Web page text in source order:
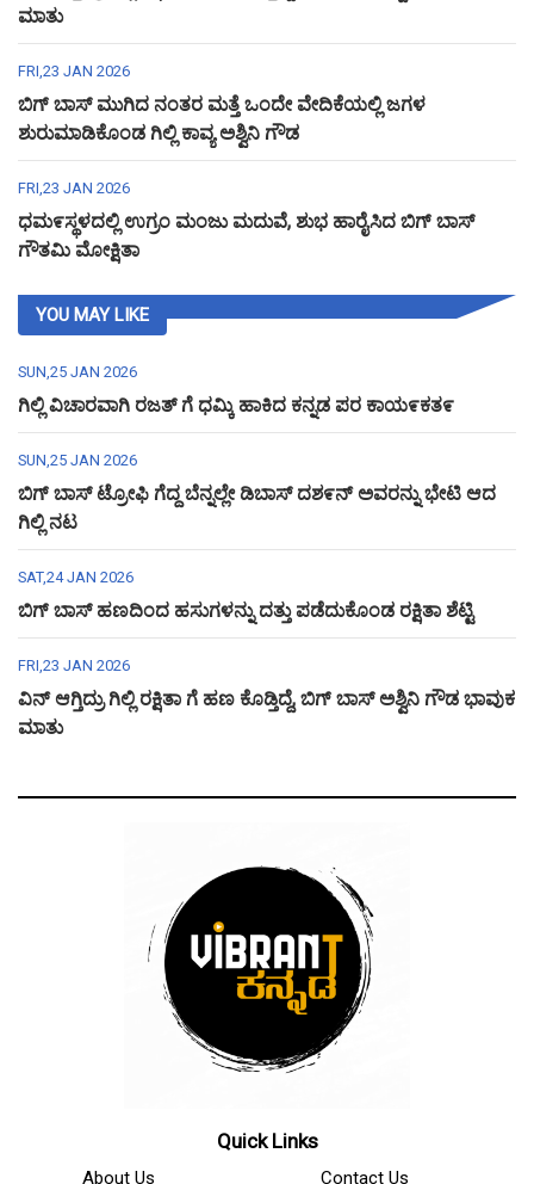
ಮಾತು
FRI,23 JAN 2026
ಬಿಗ್ ಬಾಸ್ ಮುಗಿದ ನಂತರ ಮತ್ತೆ ಒಂದೇ ವೇದಿಕೆಯಲ್ಲಿ ಜಗಳ
ಶುರುಮಾಡಿಕೊಂಡ ಗಿಲ್ಲಿ ಕಾವ್ಯ ಅಶ್ವಿನಿ ಗೌಡ
FRI,23 JAN 2026
ಧಮ೯ಸ್ಥಳದಲ್ಲಿ ಉಗ್ರಂ ಮಂಜು ಮದುವೆ, ಶುಭ ಹಾರೈಸಿದ ಬಿಗ್ ಬಾಸ್
ಗೌತಮಿ ಮೋಕ್ಷಿತಾ
YOU MAY LIKE
SUN,25 JAN 2026
ಗಿಲ್ಲಿ ವಿಚಾರವಾಗಿ ರಜತ್ ಗೆ ಧಮ್ಕಿ ಹಾಕಿದ ಕನ್ನಡ ಪರ ಕಾಯ೯ಕತ೯
SUN,25 JAN 2026
ಬಿಗ್ ಬಾಸ್ ಟ್ರೋಫಿ ಗೆದ್ದ ಬೆನ್ನಲ್ಲೇ ಡಿಬಾಸ್ ದಶ೯ನ್ ಅವರನ್ನು ಭೇಟಿ ಆದ
ಗಿಲ್ಲಿ ನಟ
SAT,24 JAN 2026
ಬಿಗ್ ಬಾಸ್ ಹಣದಿಂದ ಹಸುಗಳನ್ನು ದತ್ತು ಪಡೆದುಕೊಂಡ ರಕ್ಷಿತಾ ಶೆಟ್ಟಿ
FRI,23 JAN 2026
ವಿನ್ ಆಗ್ತಿದ್ರು ಗಿಲ್ಲಿ ರಕ್ಷಿತಾ ಗೆ ಹಣ ಕೊಡ್ತಿದ್ದೆ, ಬಿಗ್ ಬಾಸ್ ಅಶ್ವಿನಿ ಗೌಡ ಭಾವುಕ
ಮಾತು
Quick Links
About Us Contact Us